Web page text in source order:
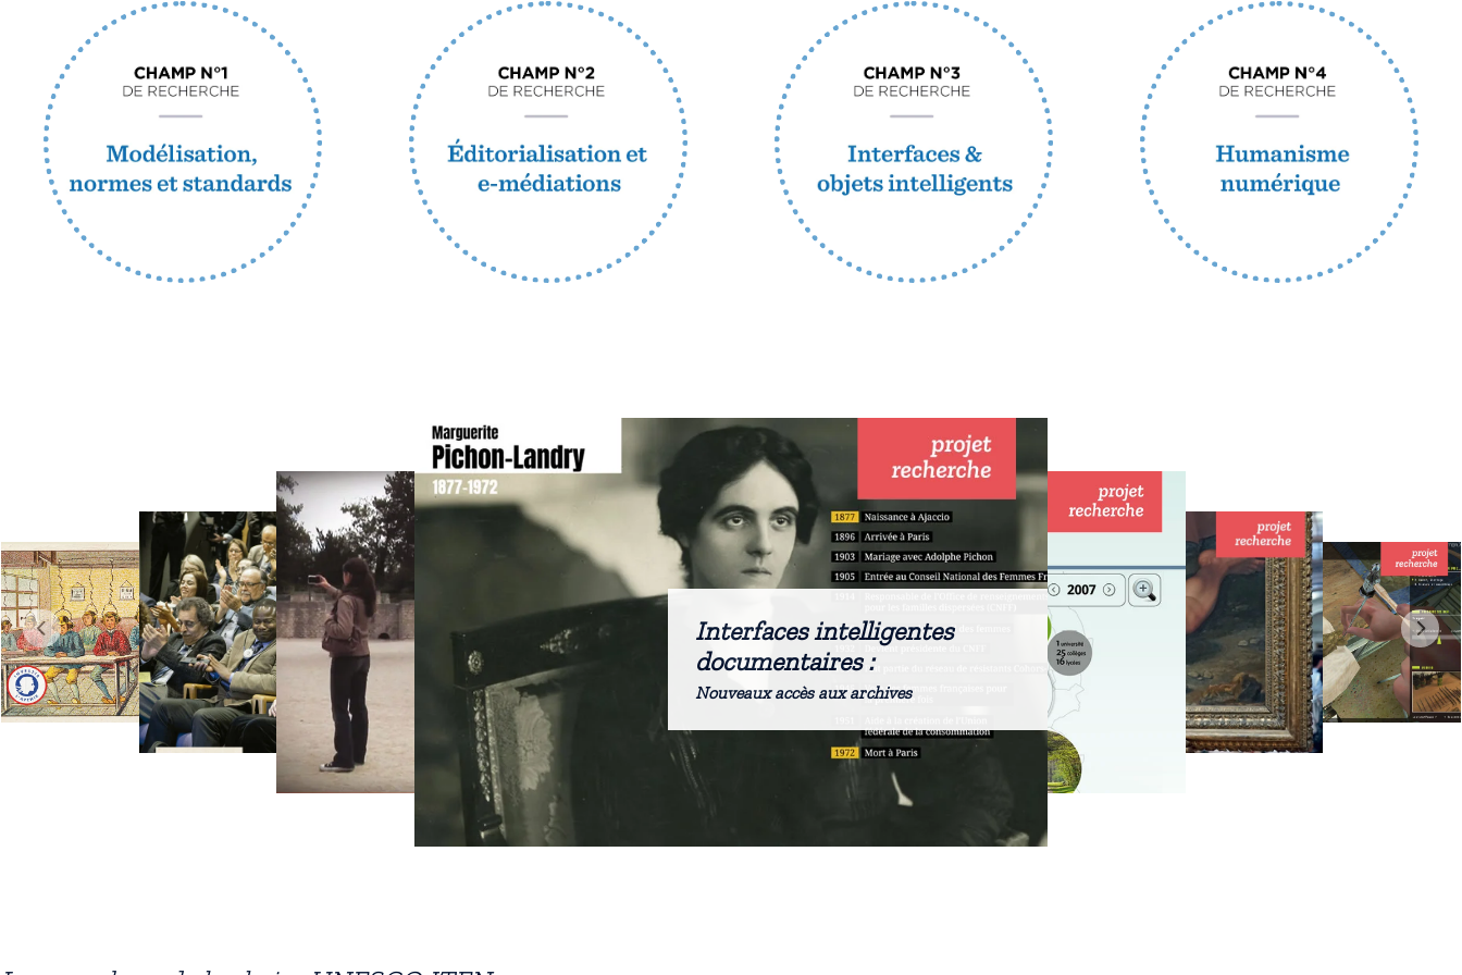
Interfaces intelligentes
documentaires :
Nouveaux accès aux archives